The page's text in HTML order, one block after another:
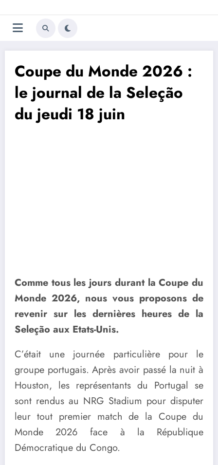
au
contenu
Trivela
L'actualité du football
Coupe du Monde 2026 :
le journal de la Seleção
du jeudi 18 juin
Comme tous les jours durant la Coupe du
Monde 2026, nous vous proposons de
revenir sur les dernières heures de la
Seleção aux Etats-Unis.
C’était une journée particulière pour le
groupe portugais. Après avoir passé la nuit à
Houston, les représentants du Portugal se
sont rendus au NRG Stadium pour disputer
leur tout premier match de la Coupe du
Monde 2026 face à la République
Démocratique du Congo.